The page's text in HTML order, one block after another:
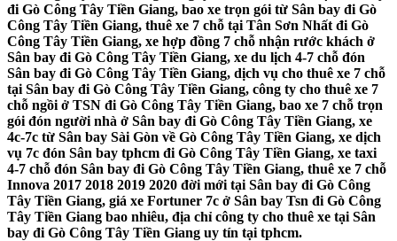
đi Gò Công Tây Tiền Giang, bao xe trọn gói từ Sân bay đi Gò
Công Tây Tiền Giang, thuê xe 7 chỗ tại Tân Sơn Nhất đi Gò
Công Tây Tiền Giang, xe hợp đồng 7 chỗ nhận rước khách ở
Sân bay đi Gò Công Tây Tiền Giang, xe du lịch 4-7 chỗ đón
Sân bay đi Gò Công Tây Tiền Giang, dịch vụ cho thuê xe 7 chỗ
tại Sân bay đi Gò Công Tây Tiền Giang, công ty cho thuê xe 7
chỗ ngồi ở TSN đi Gò Công Tây Tiền Giang, bao xe 7 chỗ trọn
gói đón người nhà ở Sân bay đi Gò Công Tây Tiền Giang, xe
4c-7c từ Sân bay Sài Gòn về Gò Công Tây Tiền Giang, xe dịch
vụ 7c đón Sân bay tphcm đi Gò Công Tây Tiền Giang, xe taxi
4-7 chỗ đón Sân bay đi Gò Công Tây Tiền Giang, thuê xe 7 chỗ
Innova 2017 2018 2019 2020 đời mới tại Sân bay đi Gò Công
Tây Tiền Giang, giá xe Fortuner 7c ở Sân bay Tsn đi Gò Công
Tây Tiền Giang bao nhiêu, địa chỉ công ty cho thuê xe tại Sân
bay đi Gò Công Tây Tiền Giang uy tín tại tphcm.